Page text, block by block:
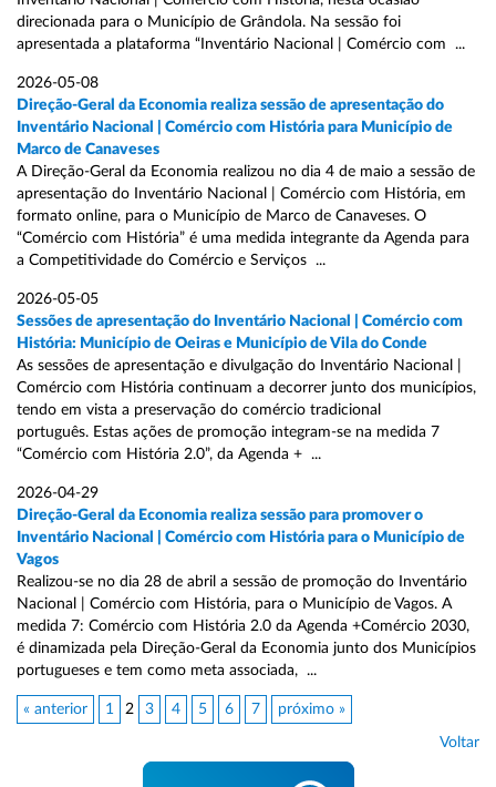
direcionada para o Município de Grândola. Na sessão foi
apresentada a plataforma “Inventário Nacional | Comércio com ...
2026-05-08
Direção-Geral da Economia realiza sessão de apresentação do
Inventário Nacional | Comércio com História para Município de
Marco de Canaveses
A Direção-Geral da Economia realizou no dia 4 de maio a sessão de
apresentação do Inventário Nacional | Comércio com História, em
formato online, para o Município de Marco de Canaveses. O
“Comércio com História” é uma medida integrante da Agenda para
a Competitividade do Comércio e Serviços ...
2026-05-05
Sessões de apresentação do Inventário Nacional | Comércio com
História: Município de Oeiras e Município de Vila do Conde
As sessões de apresentação e divulgação do Inventário Nacional |
Comércio com História continuam a decorrer junto dos municípios,
tendo em vista a preservação do comércio tradicional
português. Estas ações de promoção integram-se na medida 7
“Comércio com História 2.0”, da Agenda + ...
2026-04-29
Direção-Geral da Economia realiza sessão para promover o
Inventário Nacional | Comércio com História para o Município de
Vagos
Realizou-se no dia 28 de abril a sessão de promoção do Inventário
Nacional | Comércio com História, para o Município de Vagos. A
medida 7: Comércio com História 2.0 da Agenda +Comércio 2030,
é dinamizada pela Direção-Geral da Economia junto dos Municípios
portugueses e tem como meta associada, ...
« anterior 1 2 3 4 5 6 7 próximo »
Voltar